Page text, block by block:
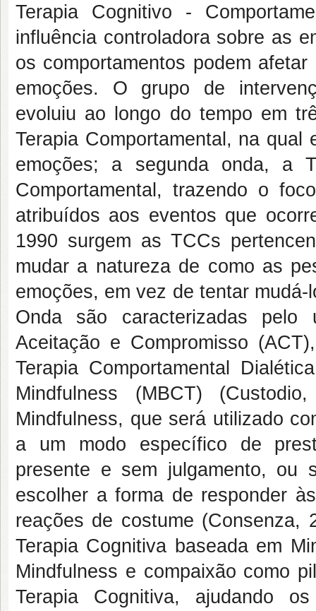
Terapia Cognitivo -
influência controladora sobre as
os comportamentos podem
emoções. O grupo de
evoluiu ao longo do tempo em
Terapia Comportamental, na
emoções; a segunda onda, a
Comportamental, trazendo o
atribuídos aos eventos que
1990 surgem as TCCs
mudar a natureza de como as
emoções, em vez de tentar
Onda são caracterizadas
Aceitação e Compromisso
Terapia Comportamental
Mindfulness (MBCT)
Mindfulness, que será utilizado
a um modo específico de
presente e sem julgamento, ou
escolher a forma de responder
reações de costume (Consenza,
Terapia Cognitiva baseada em
Mindfulness e compaixão como
Terapia Cognitiva, ajudando